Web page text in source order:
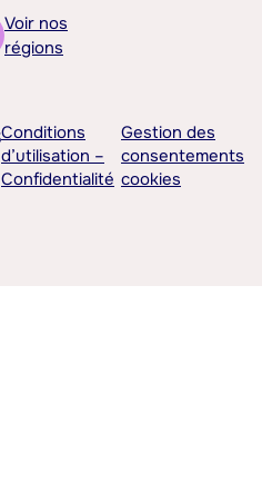
Voir nos
régions
Conditions
d’utilisation –
Confidentialité
Gestion des
consentements
cookies